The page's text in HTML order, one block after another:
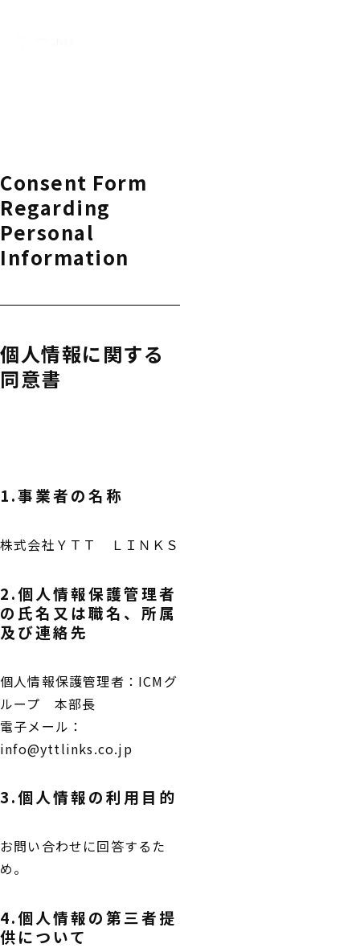
Consent Form
Regarding
Personal
Information
個人情報に関する
同意書
1.事業者の名称
株式会社ＹＴＴ ＬＩＮＫＳ
2.個人情報保護管理者
の氏名又は職名、所属
及び連絡先
個人情報保護管理者：ICMグ
ループ 本部長
電子メール：
info@yttlinks.co.jp
3.個人情報の利用目的
お問い合わせに回答するた
め。
4.個人情報の第三者提
供について